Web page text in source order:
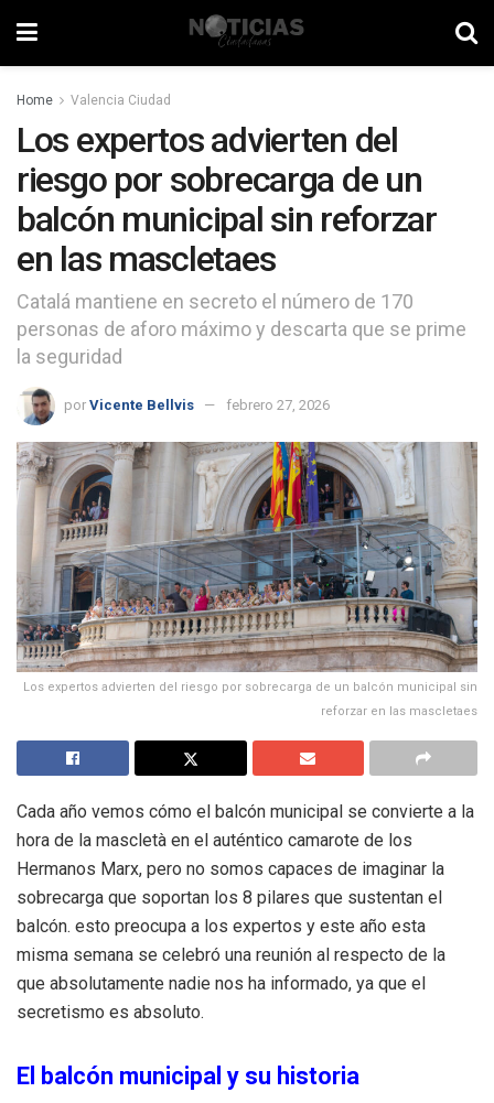
Home Valencia Ciudad
Los expertos advierten del
riesgo por sobrecarga de un
balcón municipal sin reforzar
en las mascletaes
Catalá mantiene en secreto el número de 170
personas de aforo máximo y descarta que se prime
la seguridad
por Vicente Bellvis febrero 27, 2026
Los expertos advierten del riesgo por sobrecarga de un balcón municipal sin
reforzar en las mascletaes
Cada año vemos cómo el balcón municipal se convierte a la
hora de la mascletà en el auténtico camarote de los
Hermanos Marx, pero no somos capaces de imaginar la
sobrecarga que soportan los 8 pilares que sustentan el
balcón. esto preocupa a los expertos y este año esta
misma semana se celebró una reunión al respecto de la
que absolutamente nadie nos ha informado, ya que el
secretismo es absoluto.
El balcón municipal y su historia